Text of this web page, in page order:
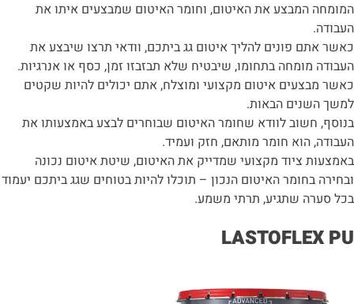
המומחה המבצע את האיטום, וחומר האיטום שמבצעים איתו את
העבודה.
כאשר אתם פונים להליך איטום גג ביתכם, וודאי תרצו שיבצע את
העבודה מומחה בתחומו, שיבטיח שלא תבזבזו זמן, כסף או אנרגיות.
כאשר מבצעים איטום מקצועי ומוצלח, אתם יכולים להיות שקטים
למשך השנים הבאות.
בנוסף, חשוב לוודא שחומר האיטום שבוחרים לבצע באמצעותו את
העבודה, הוא חומר מותאם, חזק ועמיד.
באמצעות ציוד מקצועי שמדייק את האיטום, שיטת איטום נכונה
ובחירה בחומר האיטום הנכון – תוכלו להיות בטוחים שגג ביתכם יעמוד
בכל סערה שתגיע, תרתי משמע.
LASTOFLEX PU